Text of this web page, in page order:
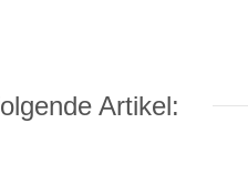
Artikel: